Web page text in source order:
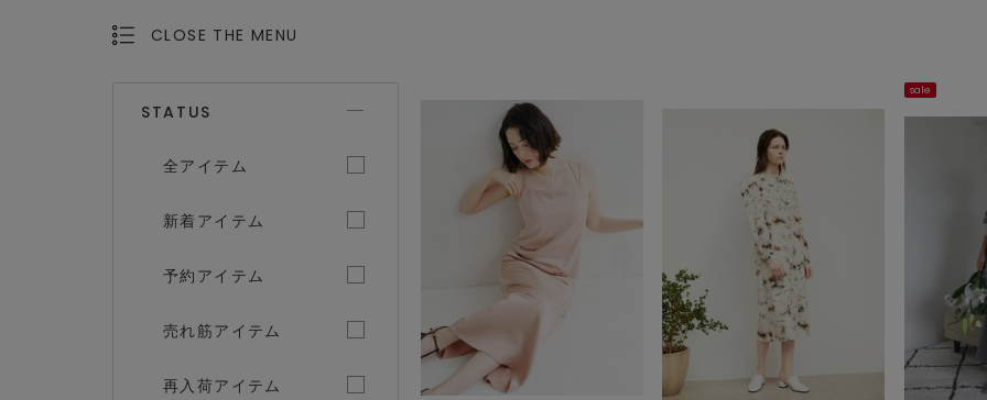
CLOSE THE MENU
STATUS
全アイテム
新着アイテム
予約アイテム
売れ筋アイテム
再入荷アイテム
sale